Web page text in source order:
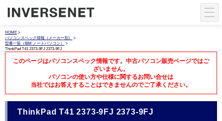
HOME >
パソコンスペック情報（メーカー別）
>
型番一覧（IBM ノートパソコン）
>
ThinkPad T41 2373-9FJ 2373-9FJ
このページはパソコンスペック情報です。中古パソコン販売ページではご
ざいません。
パソコンの使い方や仕様に関するお問い合せは
当社ではお答えすることはできませんのでご了承ください。
ThinkPad T41 2373-9FJ 2373-9FJ